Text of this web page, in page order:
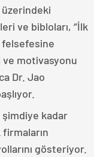
üzerindeki
ve bibloları, ‘’İlk
felsefesine
ve motivasyonu
Dr. Jao
şimdiye kadar
gösteriyor.